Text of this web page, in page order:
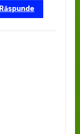
Răspunde